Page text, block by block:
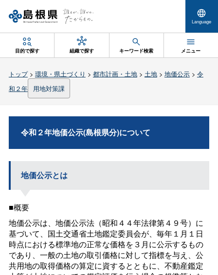
Language
目的で探す 組織で探す キーワード検索 メニュー
トップ> 環境・県土づくり > 都市計画・土地> 土地> 地価公示> 令
和２年
用地対策課
令和２年地価公示(島根県分)について
地価公示とは
■概要
地価公示は、地価公示法（昭和４４年法律第４９号）に
基づいて、国土交通省土地鑑定委員会が、毎年１月１日
時点における標準地の正常な価格を３月に公示するもの
であり、一般の土地の取引価格に対して指標を与え、公
共用地の取得価格の算定に資するとともに、不動産鑑定